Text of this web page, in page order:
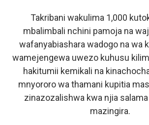
Takribani wakulima 1,000
mbalimbali nchini pamoja na
wafanyabiashara wadogo na wa
wamejengewa uwezo kuhusu
hakitumii kemikali na
mnyororo wa thamani kupitia
zinazozalishwa kwa njia
mazingira.